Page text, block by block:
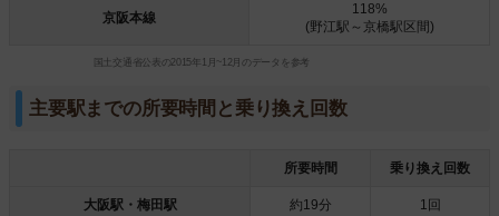
京阪本線
118%
(野江駅～京橋駅区間)
国土交通省公表の2015年1月~12月のデータを参考
主要駅までの所要時間と乗り換え回数
所要時間 乗り換え回数
大阪駅・梅田駅 約19分 1回